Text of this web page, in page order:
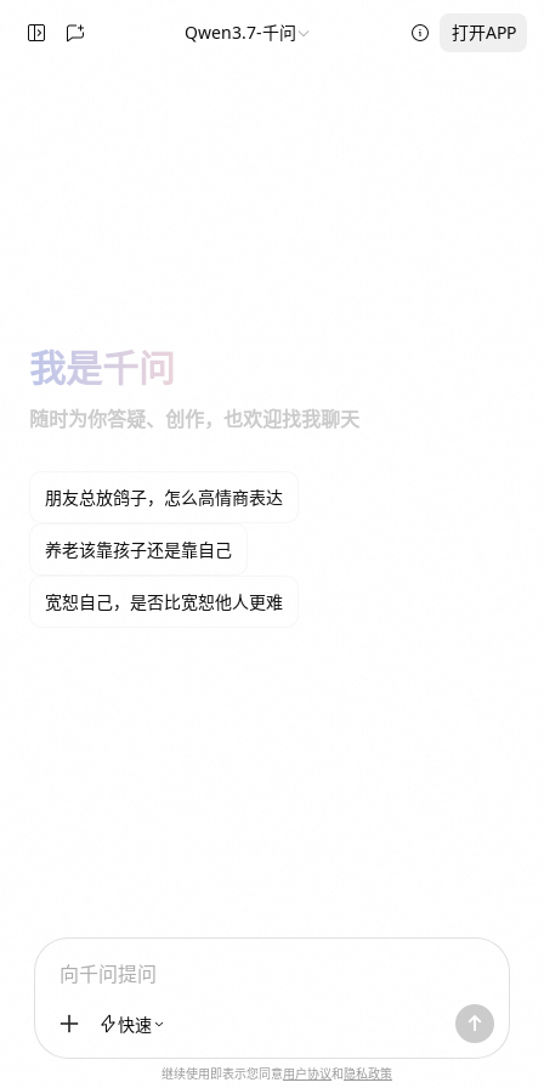
Qwen3.7-千问 打开APP
我是千问
随时为你答疑、创作，也欢迎找我聊天
朋友总放鸽子，怎么高情商表达
养老该靠孩子还是靠自己
宽恕自己，是否比宽恕他人更难
向千问提问
快速
快速
继续使用即表示您同意用户协议和 隐私政策